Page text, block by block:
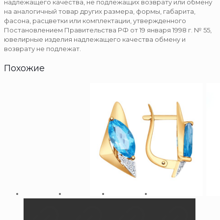
надлежащего качества, не подлежащих возврату или обмену
на аналогичный товар других размера, формы, габарита,
фасона, расцветки или комплектации, утвержденного
Постановлением Правительства РФ от 19 января 1998 г. № 55,
ювелирные изделия надлежащего качества обмену и
возврату не подлежат.
Похожие